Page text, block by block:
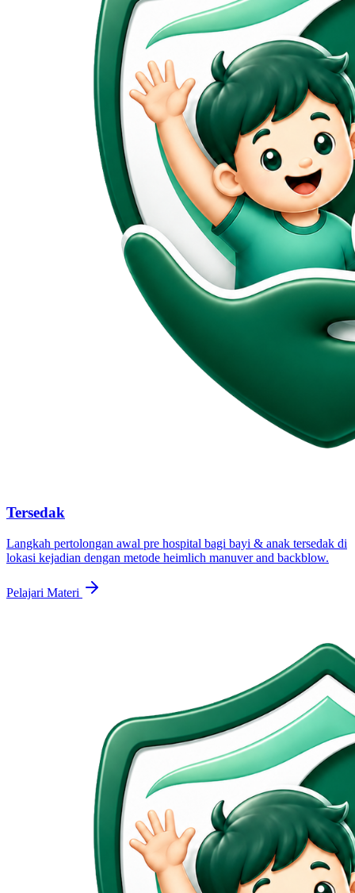
Tersedak
Langkah pertolongan awal pre hospital bagi bayi & anak tersedak di
lokasi kejadian dengan metode heimlich manuver and backblow.
Pelajari Materi